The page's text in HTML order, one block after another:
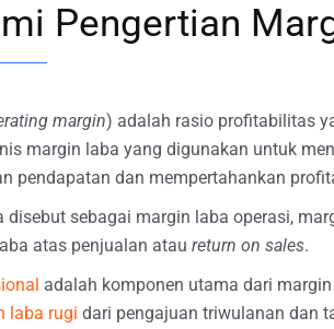
Pengertian
margin) adalah rasio profitabilitas
margin laba yang digunakan untuk
pendapatan dan mempertahankan
disebut sebagai margin laba operasi,
atas penjualan atau return on sales.
adalah komponen utama dari
laba rugi dari pengajuan triwulanan dan